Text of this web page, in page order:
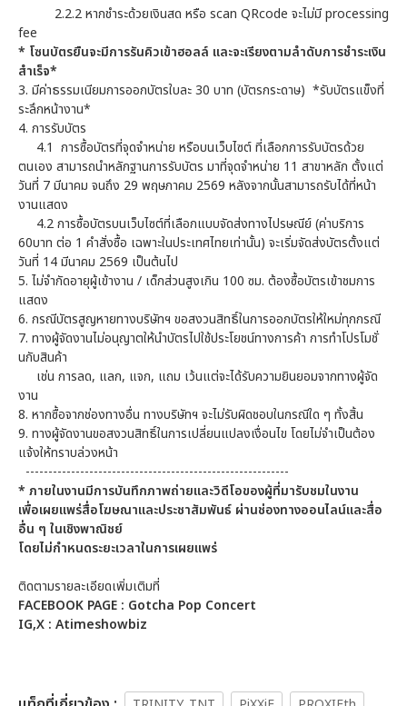
2.2.2 หากชำระด้วยเงินสด หรือ scan QRcode จะไม่มี processing
fee
* โซนบัตรยืนจะมีการรันคิวเข้าฮอลล์ และจะเรียงตามลำดับการชำระเงิน
สำเร็จ*
3. มีค่าธรรมเนียมการออกบัตรใบละ 30 บาท (บัตรกระดาษ) *รับบัตรแข็งที่
ระลึกหน้างาน*
4. การรับบัตร
4.1 การซื้อบัตรที่จุดจำหน่าย หรือบนเว็บไซต์ ที่เลือกการรับบัตรด้วย
ตนเอง สามารถนำหลักฐานการรับบัตร มาที่จุดจำหน่าย 11 สาขาหลัก ตั้งแต่
วันที่ 7 มีนาคม จนถึง 29 พฤษภาคม 2569 หลังจากนั้นสามารถรับได้ที่หน้า
งานแสดง
4.2 การซื้อบัตรบนเว็บไซต์ที่เลือกแบบจัดส่งทางไปรษณีย์ (ค่าบริการ
60บาท ต่อ 1 คำสั่งซื้อ เฉพาะในประเทศไทยเท่านั้น) จะเริ่มจัดส่งบัตรตั้งแต่
วันที่ 14 มีนาคม 2569 เป็นต้นไป
5. ไม่จำกัดอายุผู้เข้างาน / เด็กส่วนสูงเกิน 100 ซม. ต้องซื้อบัตรเข้าชมการ
แสดง
6. กรณีบัตรสูญหายทางบริษัทฯ ขอสงวนสิทธิ์ในการออกบัตรให้ใหม่ทุกกรณี
7. ทางผู้จัดงานไม่อนุญาตให้นำบัตรไปใช้ประโยชน์ทางการค้า การทำโปรโมชั่
นกับสินค้า
เช่น การลด, แลก, แจก, แถม เว้นแต่จะได้รับความยินยอมจากทางผู้จัด
งาน
8. หากซื้อจากช่องทางอื่น ทางบริษัทฯ จะไม่รับผิดชอบในกรณีใด ๆ ทั้งสิ้น
9. ทางผู้จัดงานขอสงวนสิทธิ์ในการเปลี่ยนแปลงเงื่อนไข โดยไม่จำเป็นต้อง
แจ้งให้ทราบล่วงหน้า
----------------------------------------------------------
* ภายในงานมีการบันทึกภาพถ่ายและวิดีโอของผู้ที่มารับชมในงาน
เพื่อเผยแพร่สื่อโฆษณาและประชาสัมพันธ์ ผ่านช่องทางออนไลน์และสื่อ
อื่น ๆ ในเชิงพาณิชย์
โดยไม่กำหนดระยะเวลาในการเผยแพร่
ติดตามรายละเอียดเพิ่มเติมที่
FACEBOOK PAGE : Gotcha Pop Concert
IG,X : Atimeshowbiz